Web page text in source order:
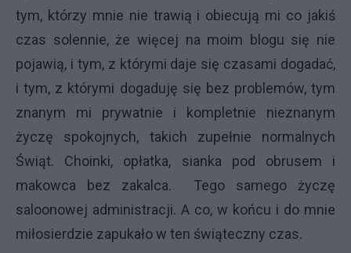
tym, którzy mnie nie trawią i obiecują mi co jakiś
czas solennie, że więcej na moim blogu się nie
pojawią, i tym, z którymi daje się czasami dogadać,
i tym, z którymi dogaduję się bez problemów, tym
znanym mi prywatnie i kompletnie nieznanym
życzę spokojnych, takich zupełnie normalnych
Świąt. Choinki, opłatka, sianka pod obrusem i
makowca bez zakalca.
Tego samego życzę
saloonowej administracji. A co, w końcu i do mnie
miłosierdzie zapukało w ten świąteczny czas.